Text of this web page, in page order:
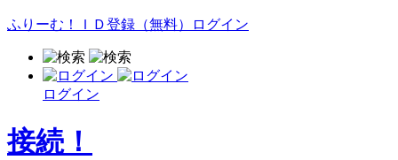
ふりーむ！ＩＤ登録（無料） ログイン
ログイン
接続！